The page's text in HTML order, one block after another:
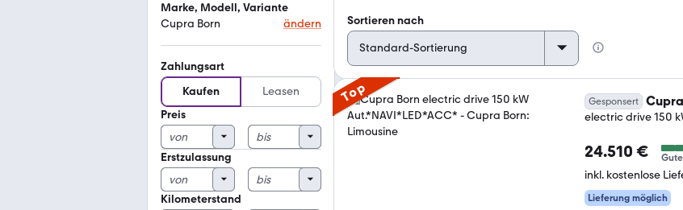
Marke, Modell, Variante
Cupra Born
ändern
Zahlungsart
Kaufen
Leasen
Preis
Erstzulassung
Kilometerstand
Sortieren nach
Top Gesponsert
electric drive 150
24.510 €
inkl. kostenlose
Lieferung möglich